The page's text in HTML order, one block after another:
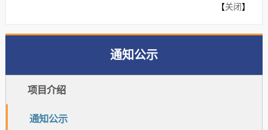
【关闭】
通知公示
项目介绍
通知公示